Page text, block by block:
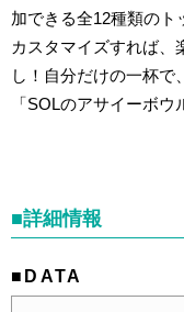
加できる全12種類のト
カスタマイズすれば、
し！自分だけの一杯で
「SOLのアサイーボウ
■詳細情報
■DATA